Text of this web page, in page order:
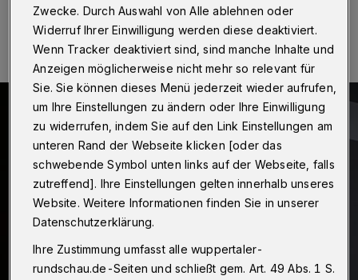
30.05.2025 , 06:29 Uhr Eine Minute Lesezeit
Zwecke. Durch Auswahl von Alle ablehnen oder
Widerruf Ihrer Einwilligung werden diese deaktiviert.
Wenn Tracker deaktiviert sind, sind manche Inhalte und
Anzeigen möglicherweise nicht mehr so relevant für
Sie. Sie können dieses Menü jederzeit wieder aufrufen,
um Ihre Einstellungen zu ändern oder Ihre Einwilligung
zu widerrufen, indem Sie auf den Link Einstellungen am
unteren Rand der Webseite klicken [oder das
schwebende Symbol unten links auf der Webseite, falls
zutreffend]. Ihre Einstellungen gelten innerhalb unseres
Website. Weitere Informationen finden Sie in unserer
Datenschutzerklärung.
Ihre Zustimmung umfasst alle wuppertaler-
rundschau.de-Seiten und schließt gem. Art. 49 Abs. 1 S.